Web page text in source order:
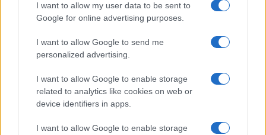
I want to allow my user data to be sent to
Google for online advertising purposes.
I want to allow Google to send me
personalized advertising.
I want to allow Google to enable storage
related to analytics like cookies on web or
device identifiers in apps.
I want to allow Google to enable storage
tracker giusto
Camilla Fiore · 8 Ago 2026
FITNESS